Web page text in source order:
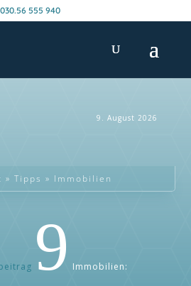
030.56 555 940
9. August 2026
» Tipps » Immobilien
9 Immobilien: